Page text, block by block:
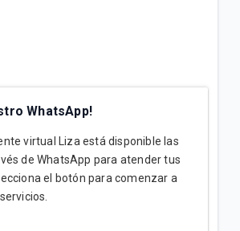
los cargos de mi factura postpago
WhatsApp!
virtual Liza está disponible las
de WhatsApp para atender tus
el botón para comenzar a